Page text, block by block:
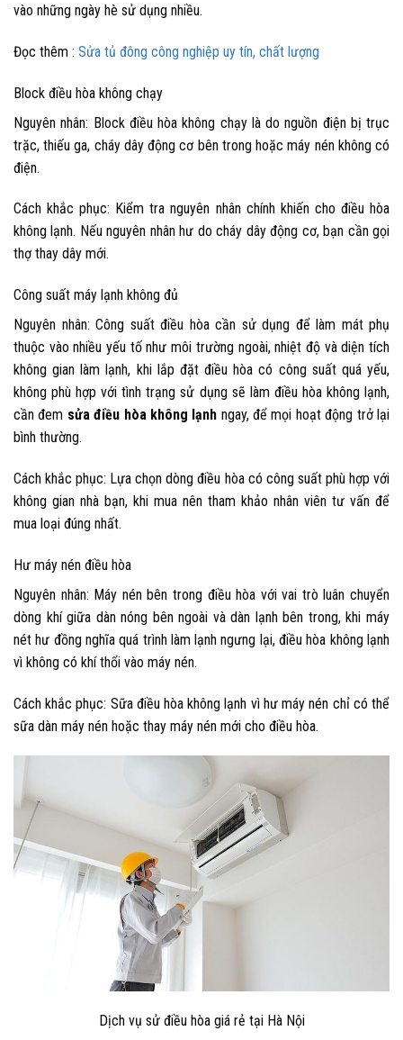
vào những ngày hè sử dụng nhiều.
Đọc thêm : Sửa tủ đông công nghiệp uy tín, chất lượng
Block điều hòa không chạy
Nguyên nhân: Block điều hòa không chạy là do nguồn điện bị trục
trặc, thiếu ga, cháy dây động cơ bên trong hoặc máy nén không có
điện.
Cách khắc phục: Kiểm tra nguyên nhân chính khiến cho điều hòa
không lạnh. Nếu nguyên nhân hư do cháy dây động cơ, bạn cần gọi
thợ thay dây mới.
Công suất máy lạnh không đủ
Nguyên nhân: Công suất điều hòa cần sử dụng để làm mát phụ
thuộc vào nhiều yếu tố như môi trường ngoài, nhiệt độ và diện tích
không gian làm lạnh, khi lắp đặt điều hòa có công suất quá yếu,
không phù hợp với tình trạng sử dụng sẽ làm điều hòa không lạnh,
cần đem sửa điều hòa không lạnh ngay, để mọi hoạt động trở lại
bình thường.
Cách khắc phục: Lựa chọn dòng điều hòa có công suất phù hợp với
không gian nhà bạn, khi mua nên tham khảo nhân viên tư vấn để
mua loại đúng nhất.
Hư máy nén điều hòa
Nguyên nhân: Máy nén bên trong điều hòa với vai trò luân chuyển
dòng khí giữa dàn nóng bên ngoài và dàn lạnh bên trong, khi máy
nét hư đồng nghĩa quá trình làm lạnh ngưng lại, điều hòa không lạnh
vì không có khí thổi vào máy nén.
Cách khắc phục: Sữa điều hòa không lạnh vì hư máy nén chỉ có thể
sữa dàn máy nén hoặc thay máy nén mới cho điều hòa.
Dịch vụ sử điều hòa giá rẻ tại Hà Nội